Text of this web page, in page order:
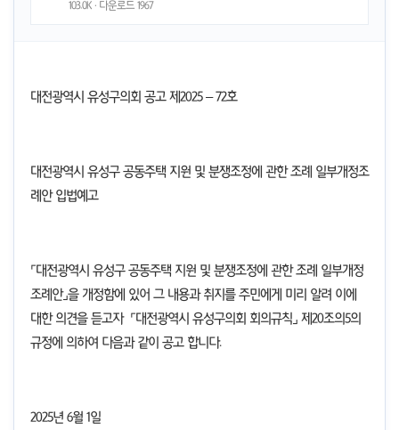
103.0K · 다운로드 1967
대전광역시 유성구의회 공고 제 2025 – 72호
대전광역시 유성구 공동주택 지원 및 분쟁조정에 관한 조례 일부개정조
례안 입법예고
⌜대전광역시 유성구 공동주택 지원 및 분쟁조정에 관한 조례 일부개정
조례안⌟을 개정함에 있어 그 내용과 취지를 주민에게 미리 알려 이에
대한 의견을 듣고자 ⌜대전광역시 유성구의회 회의규칙⌟ 제 20조의5의
규정에 의하여 다음과 같이 공고 합니다.
2025년 6월 1일